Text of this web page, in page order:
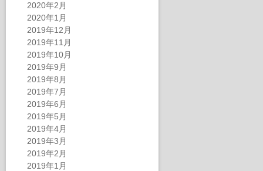
2020年2月
2020年1月
2019年12月
2019年11月
2019年10月
2019年9月
2019年8月
2019年7月
2019年6月
2019年5月
2019年4月
2019年3月
2019年2月
2019年1月